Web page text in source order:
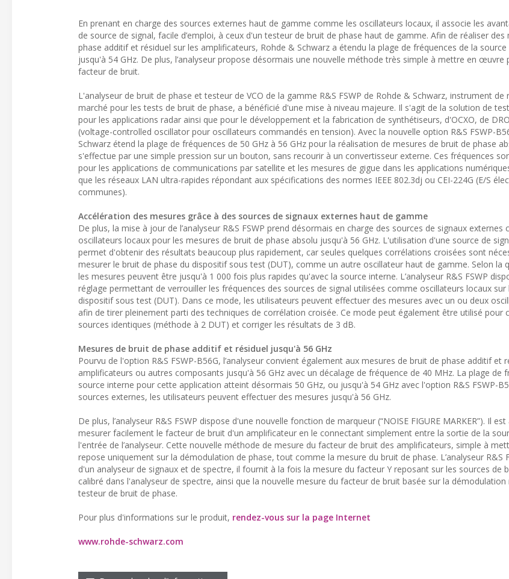
En prenant en charge des sources externes haut de gamme comme les oscillateurs locaux, il associe les
de source de signal, facile d’emploi, à ceux d'un testeur de bruit de phase haut de gamme. Afin de réaliser des
phase additif et résiduel sur les amplificateurs, Rohde & Schwarz a étendu la plage de fréquences de la
jusqu'à 54 GHz. De plus, l’analyseur propose désormais une nouvelle méthode très simple à mettre en œuvre
facteur de bruit.
L'analyseur de bruit de phase et testeur de VCO de la gamme R&S FSWP de Rohde & Schwarz, instrument de
marché pour les tests de bruit de phase, a bénéficié d'une mise à niveau majeure. Il s'agit de la solution de
pour les applications radar ainsi que pour le développement et la fabrication de synthétiseurs, d'OCXO, de
(voltage-controlled oscillator pour oscillateurs commandés en tension). Avec la nouvelle option R&S FSWP-
Schwarz étend la plage de fréquences de 50 GHz à 56 GHz pour la réalisation de mesures de bruit de phase
s'effectue par une simple pression sur un bouton, sans recourir à un convertisseur externe. Ces fréquences
pour les applications de communications par satellite et les mesures de gigue dans les applications
que les réseaux LAN ultra-rapides répondant aux spécifications des normes IEEE 802.3dj ou CEI-224G (E/S
communes).
Accélération des mesures grâce à des sources de signaux externes haut de gamme
De plus, la mise à jour de l’analyseur R&S FSWP prend désormais en charge des sources de signaux externes
oscillateurs locaux pour les mesures de bruit de phase absolu jusqu'à 56 GHz. L'utilisation d'une source de
permet d'obtenir des résultats beaucoup plus rapidement, car seules quelques corrélations croisées sont
mesurer le bruit de phase du dispositif sous test (DUT), comme un autre oscillateur haut de gamme. Selon la
les mesures peuvent être jusqu'à 1 000 fois plus rapides qu'avec la source interne. L’analyseur R&S FSWP
réglage permettant de verrouiller les fréquences des sources de signal utilisées comme oscillateurs locaux sur
dispositif sous test (DUT). Dans ce mode, les utilisateurs peuvent effectuer des mesures avec un ou deux
afin de tirer pleinement parti des techniques de corrélation croisée. Ce mode peut également être utilisé pour
sources identiques (méthode à 2 DUT) et corriger les résultats de 3 dB.
Mesures de bruit de phase additif et résiduel jusqu'à 56 GHz
Pourvu de l'option R&S FSWP-B56G, l’analyseur convient également aux mesures de bruit de phase additif et
amplificateurs ou autres composants jusqu'à 56 GHz avec un décalage de fréquence de 40 MHz. La plage de
source interne pour cette application atteint désormais 50 GHz, ou jusqu'à 54 GHz avec l'option R&S FSWP-
sources externes, les utilisateurs peuvent effectuer des mesures jusqu'à 56 GHz.
De plus, l’analyseur R&S FSWP dispose d'une nouvelle fonction de marqueur (“NOISE FIGURE MARKER”). Il
mesurer facilement le facteur de bruit d'un amplificateur en le connectant simplement entre la sortie de la
l'entrée de l’analyseur. Cette nouvelle méthode de mesure du facteur de bruit des amplificateurs, simple à
repose uniquement sur la démodulation de phase, tout comme la mesure du bruit de phase. L’analyseur R&S
d'un analyseur de signaux et de spectre, il fournit à la fois la mesure du facteur Y reposant sur les sources de
calibré dans l'analyseur de spectre, ainsi que la nouvelle mesure du facteur de bruit basée sur la démodulation
testeur de bruit de phase.
Pour plus d'informations sur le produit, rendez-vous sur la page Internet
www.rohde-schwarz.com